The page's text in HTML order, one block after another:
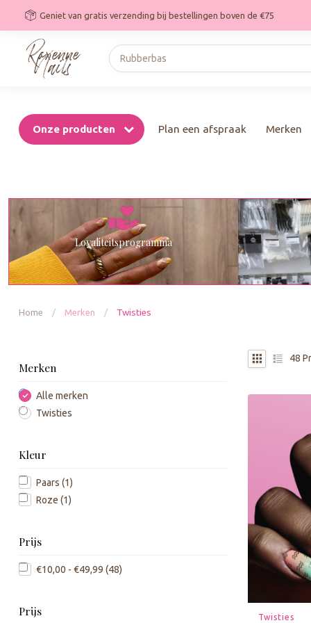
Geniet van gratis verzending bij bestellingen boven de €75
Onze producten Plan een afspraak Merken
Loyaliteitsprogramma
Home / Merken / Twisties
Merken
Alle merken
Twisties
Kleur
Paars (1)
Roze (1)
Prijs
€10,00 - €49,99 (48)
Prijs
48
Twisties